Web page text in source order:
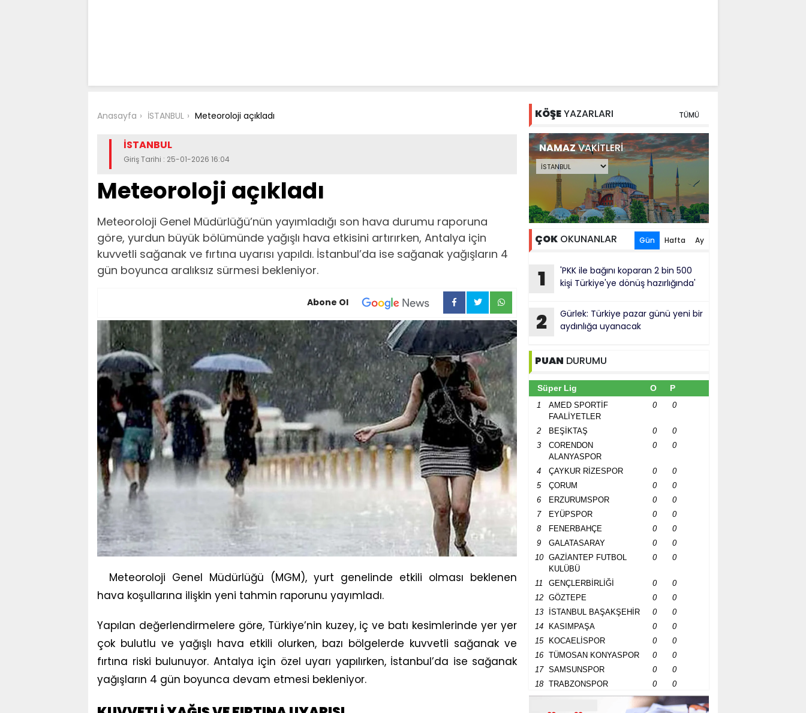
Anasayfa İSTANBUL Meteoroloji açıkladı
İSTANBUL
Giriş Tarihi : 25-01-2026 16:04
Meteoroloji açıkladı
Meteoroloji Genel Müdürlüğü’nün yayımladığı son hava durumu raporuna
göre, yurdun büyük bölümünde yağışlı hava etkisini artırırken, Antalya için
kuvvetli sağanak ve fırtına uyarısı yapıldı. İstanbul’da ise sağanak yağışların 4
gün boyunca aralıksız sürmesi bekleniyor.
Abone Ol
Meteoroloji Genel Müdürlüğü (MGM), yurt genelinde etkili olması beklenen
hava koşullarına ilişkin yeni tahmin raporunu yayımladı.
Yapılan değerlendirmelere göre, Türkiye’nin kuzey, iç ve batı kesimlerinde yer yer
çok bulutlu ve yağışlı hava etkili olurken, bazı bölgelerde kuvvetli sağanak ve
fırtına riski bulunuyor. Antalya için özel uyarı yapılırken, İstanbul’da ise sağanak
yağışların 4 gün boyunca devam etmesi bekleniyor.
KÖŞEYAZARLARI TÜMÜ
NAMAZVAKİTLERİ
ÇOK OKUNANLAR Gün Hafta Ay
1
'PKK ile bağını koparan 2 bin 500
kişi Türkiye'ye dönüş hazırlığında'
2
Gürlek: Türkiye pazar günü yeni bir
aydınlığa uyanacak
PUAN DURUMU
Süper Lig O P
1
AMED SPORTİF
FAALİYETLER
0 0
2 BEŞİKTAŞ 0
0
3
CORENDON
ALANYASPOR
0 0
4 ÇAYKUR RİZESPOR 0
0
5
ÇORUM 0
0
6
ERZURUMSPOR 0
0
7
EYÜPSPOR 0
0
8
FENERBAHÇE 0
0
9
GALATASARAY 0
0
10
GAZİANTEP FUTBOL
KULÜBÜ
0 0
11 GENÇLERBİRLİĞİ 0
0
12
GÖZTEPE 0
0
13
İSTANBUL BAŞAKŞEHİR 0
0
14
KASIMPAŞA 0
0
15
KOCAELİSPOR 0
0
16
TÜMOSAN KONYASPOR 0
0
17
SAMSUNSPOR 0
0
18
TRABZONSPOR 0 0